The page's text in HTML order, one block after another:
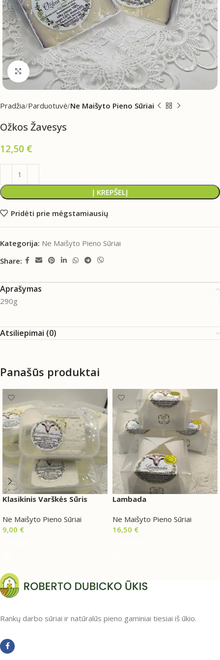
Click to enlarge
Pradžia Parduotuvė Ne Maišyto Pieno Sūriai
Ožkos Žavesys
12,50 €
Į KREPŠELĮ
Pridėti prie mėgstamiausių
Kategorija: Ne Maišyto Pieno Sūriai
Share:
Aprašymas
290g
Atsiliepimai (0)
Panašūs produktai
Klasikinis Varškės Sūris
Ne Maišyto Pieno Sūriai
9,00 €
Lambada
Ne Maišyto Pieno Sūriai
16,50 €
Rankų darbo sūriai ir natūralūs pieno gaminiai tiesiai iš ūkio.